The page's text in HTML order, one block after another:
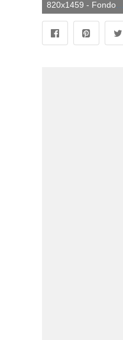
820x1459 - Fondo de pantalla de 820x1459. Fondo de pantalla de Hotel Transilvania.